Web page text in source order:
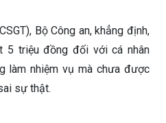
Bộ Công an, khẳng định,
5 triệu đồng đối với cá nhân
làm nhiệm vụ mà chưa được
sự thật.